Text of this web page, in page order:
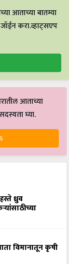
आताच्या बातम्या
करा.व्हाट्सएप
आताच्या
घ्या.
ध्रुव
विमानातून कृषी